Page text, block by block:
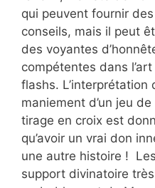
qui peuvent fournir
conseils, mais il peut
des voyantes
compétentes dans
flashs. L’interprétation
maniement d’un jeu
tirage en croix est
qu’avoir un vrai don
une autre histoire !
support divinatoire